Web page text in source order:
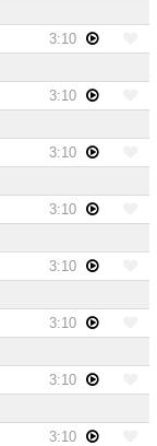
3:10
3:10
3:10
3:10
3:10
3:10
3:10
3:10